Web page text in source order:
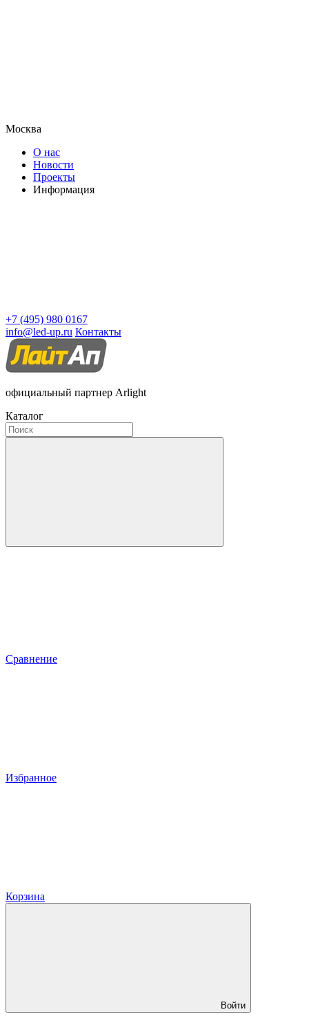
Москва
О нас
Новости
Проекты
Информация
+7 (495) 980 0167
info@led-up.ru Контакты
официальный партнер Arlight
Каталог
Сравнение
Избранное
Корзина
Войти